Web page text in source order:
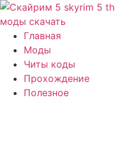
Перейти
к
содержимому
Главная
Моды
Читы коды
Прохождение
Полезное